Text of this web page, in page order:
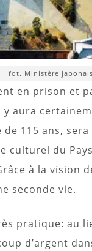
fot. Ministère
en prison et
aura
115 ans,
culturel du
à la vision
seconde vie.
pratique: au
d’argent